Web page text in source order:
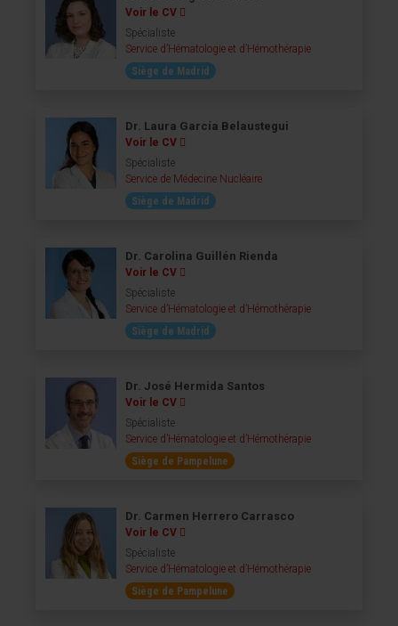
Voir le CV
Spécialiste
Service d’Hématologie et d’Hémothérapie
Siège de Madrid
Dr. Laura García Belaustegui
Voir le CV
Spécialiste
Service de Médecine Nucléaire
Siège de Madrid
Dr. Carolina Guillén Rienda
Voir le CV
Spécialiste
Service d’Hématologie et d’Hémothérapie
Siège de Madrid
Dr. José Hermida Santos
Voir le CV
Spécialiste
Service d’Hématologie et d’Hémothérapie
Siège de Pampelune
Dr. Carmen Herrero Carrasco
Voir le CV
Spécialiste
Service d’Hématologie et d’Hémothérapie
Siège de Pampelune